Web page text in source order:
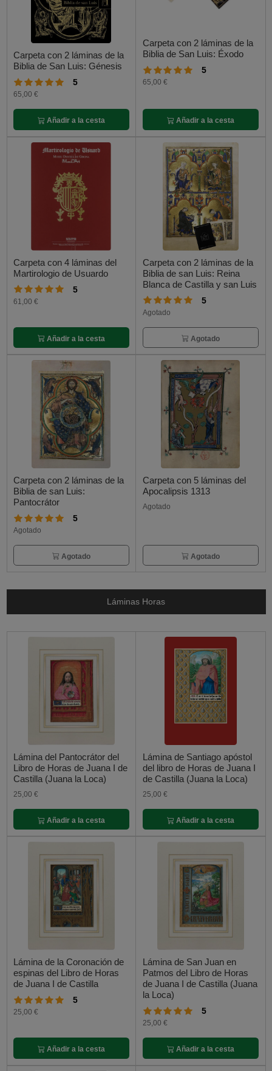
Carpeta con 2 láminas de la
Biblia de San Luis: Génesis
5
65,00 €
Añadir a la cesta
Carpeta con 2 láminas de la
Biblia de San Luis: Éxodo
5
65,00 €
Añadir a la cesta
Carpeta con 4 láminas del
Martirologio de Usuardo
5
61,00 €
Añadir a la cesta
Carpeta con 2 láminas de la
Biblia de san Luis: Reina
Blanca de Castilla y san Luis
5
Agotado
Agotado
Carpeta con 2 láminas de la
Biblia de san Luis:
Pantocrátor
5
Agotado
Agotado
Carpeta con 5 láminas del
Apocalipsis 1313
Agotado
Agotado
Láminas Horas
Lámina del Pantocrátor del
Libro de Horas de Juana I de
Castilla (Juana la Loca)
25,00 €
Añadir a la cesta
Lámina de Santiago apóstol
del libro de Horas de Juana I
de Castilla (Juana la Loca)
25,00 €
Añadir a la cesta
Lámina de la Coronación de
espinas del Libro de Horas
de Juana I de Castilla
5
25,00 €
Añadir a la cesta
Lámina de San Juan en
Patmos del Libro de Horas
de Juana I de Castilla (Juana
la Loca)
5
25,00 €
Añadir a la cesta